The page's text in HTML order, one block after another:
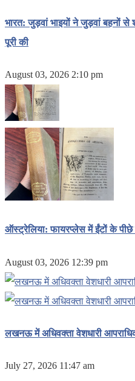
भारत: जुड़वां भाइयों ने जुड़वां बहनों से
पूरी की
August 03, 2026 2:10 pm
ऑस्ट्रेलिया: फायरप्लेस में ईंटों के पीछे
August 03, 2026 12:39 pm
लखनऊ में अधिवक्ता वेशधारी
July 27, 2026 11:47 am